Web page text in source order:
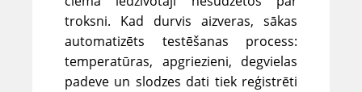
troksni. Kad durvis aizveras, sākas
automatizēts testēšanas process:
temperatūras, apgriezieni, degvielas
padeve un slodzes dati tiek reģistrēti